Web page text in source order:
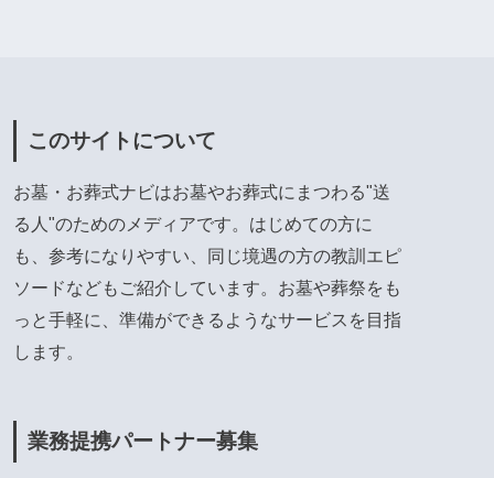
このサイトについて
お墓・お葬式ナビはお墓やお葬式にまつわる"送
る人"のためのメディアです。はじめての方に
も、参考になりやすい、同じ境遇の方の教訓エピ
ソードなどもご紹介しています。お墓や葬祭をも
っと手軽に、準備ができるようなサービスを目指
します。
業務提携パートナー募集